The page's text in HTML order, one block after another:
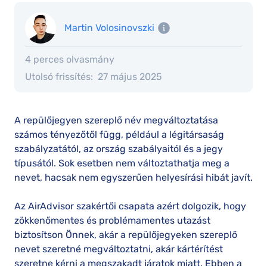
Martin Volosinovszki
4 perces olvasmány
Utolsó frissítés: 27 május 2025
A repülőjegyen szereplő név megváltoztatása
számos tényezőtől függ, például a légitársaság
szabályzatától, az ország szabályaitól és a jegy
típusától. Sok esetben nem változtathatja meg a
nevet, hacsak nem egyszerűen helyesírási hibát javít.
Az AirAdvisor szakértői csapata azért dolgozik, hogy
zökkenőmentes és problémamentes utazást
biztosítson Önnek, akár a repülőjegyeken szereplő
nevet szeretné megváltoztatni, akár kártérítést
szeretne kérni a megszakadt járatok miatt. Ebben a